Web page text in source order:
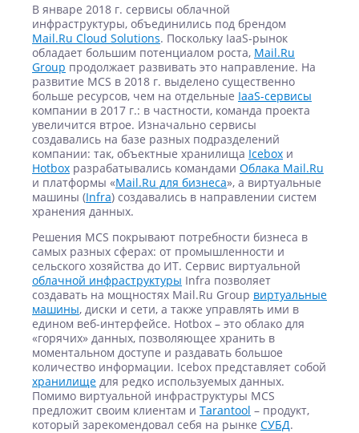
В январе 2018 г. сервисы облачной
инфраструктуры, объединились под брендом
Mail.Ru Cloud Solutions. Поскольку IaaS-рынок
обладает большим потенциалом роста, Mail.Ru
Group продолжает развивать это направление. На
развитие MCS в 2018 г. выделено существенно
больше ресурсов, чем на отдельные IaaS-сервисы
компании в 2017 г.: в частности, команда проекта
увеличится втрое. Изначально сервисы
создавались на базе разных подразделений
компании: так, объектные хранилища Icebox и
Hotbox разрабатывались командами Облака Mail.Ru
и платформы «Mail.Ru для бизнеса», а виртуальные
машины (Infra) создавались в направлении систем
хранения данных.
Решения MCS покрывают потребности бизнеса в
самых разных сферах: от промышленности и
сельского хозяйства до ИТ. Сервис виртуальной
облачной инфраструктуры Infra позволяет
создавать на мощностях Mail.Ru Group виртуальные
машины, диски и сети, а также управлять ими в
едином веб-интерфейсе. Hotbox – это облако для
«горячих» данных, позволяющее хранить в
моментальном доступе и раздавать большое
количество информации. Icebox представляет собой
хранилище для редко используемых данных.
Помимо виртуальной инфраструктуры MCS
предложит своим клиентам и Tarantool – продукт,
который зарекомендовал себя на рынке СУБД.